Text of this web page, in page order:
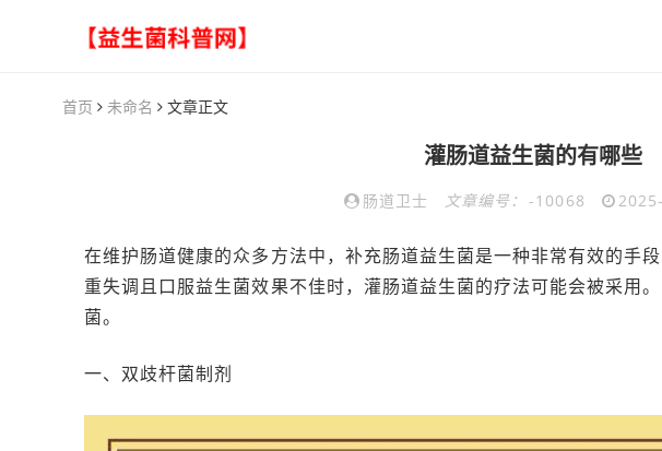
首页 未命名 文章正文
灌肠道益生菌的有哪些
肠道卫士 文章编号： -10068
在维护肠道健康的众多方法中，补充肠道益生菌是一种非常有效的手
重失调且口服益生菌效果不佳时，灌肠道益生菌的疗法可能会被采用
菌。
一、双歧杆菌制剂